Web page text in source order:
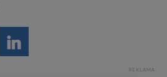
REKLAMA